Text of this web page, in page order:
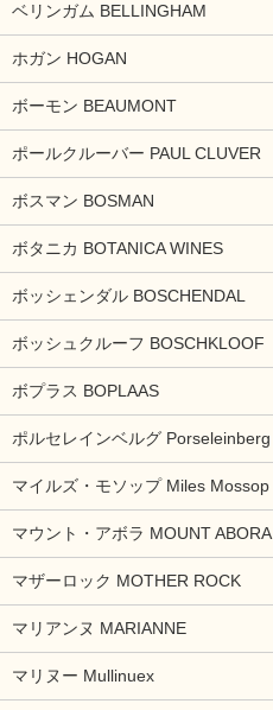
ベリンガム BELLINGHAM
ホガン HOGAN
ボーモン BEAUMONT
ポールクルーバー PAUL CLUVER
ボスマン BOSMAN
ボタニカ BOTANICA WINES
ボッシェンダル BOSCHENDAL
ボッシュクルーフ BOSCHKLOOF
ボプラス BOPLAAS
ポルセレインベルグ Porseleinberg
マイルズ・モソップ Miles Mossop
マウント・アボラ MOUNT ABORA
マザーロック MOTHER ROCK
マリアンヌ MARIANNE
マリヌー Mullinuex